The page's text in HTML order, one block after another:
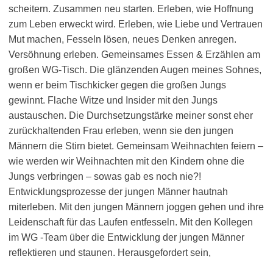
scheitern. Zusammen neu starten. Erleben, wie Hoffnung
zum Leben erweckt wird. Erleben, wie Liebe und Vertrauen
Mut machen, Fesseln lösen, neues Denken anregen.
Versöhnung erleben. Gemeinsames Essen & Erzählen am
großen WG-Tisch. Die glänzenden Augen meines Sohnes,
wenn er beim Tischkicker gegen die großen Jungs
gewinnt. Flache Witze und Insider mit den Jungs
austauschen. Die Durchsetzungstärke meiner sonst eher
zurückhaltenden Frau erleben, wenn sie den jungen
Männern die Stirn bietet. Gemeinsam Weihnachten feiern –
wie werden wir Weihnachten mit den Kindern ohne die
Jungs verbringen – sowas gab es noch nie?!
Entwicklungsprozesse der jungen Männer hautnah
miterleben. Mit den jungen Männern joggen gehen und ihre
Leidenschaft für das Laufen entfesseln. Mit den Kollegen
im WG -Team über die Entwicklung der jungen Männer
reflektieren und staunen. Herausgefordert sein,